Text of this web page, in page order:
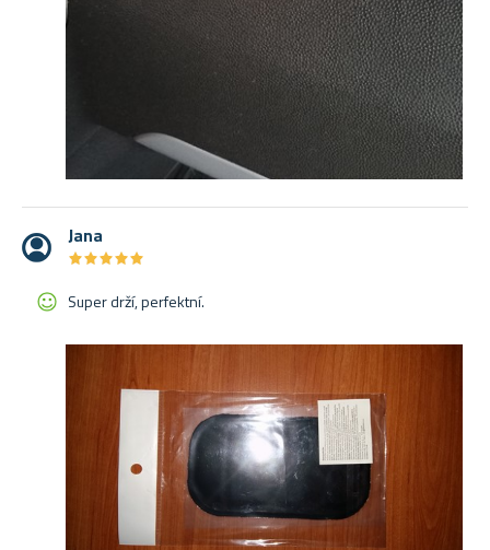
Jana
★★★★★
★★★★★
Super drží, perfektní.